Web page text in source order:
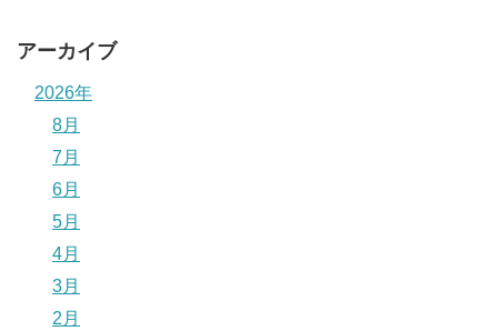
アーカイブ
2026年
8月
7月
6月
5月
4月
3月
2月